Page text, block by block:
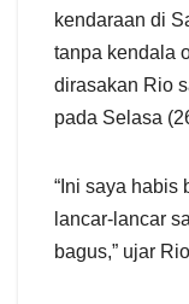
kendaraan di
tanpa kendala
dirasakan Rio
pada Selasa
“Ini saya habis
lancar-lancar
bagus,” ujar